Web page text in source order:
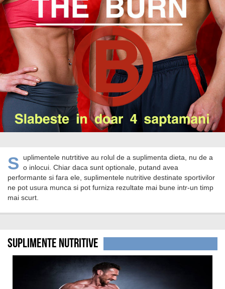
Suplimentele nutrtitive au rolul de a suplimenta dieta, nu de a o inlocui. Chiar daca sunt optionale, putand avea
performante si fara ele, suplimentele nutritive destinate sportivilor
ne pot usura munca si pot furniza rezultate mai bune intr-un timp
mai scurt.
Suplimente nutritive